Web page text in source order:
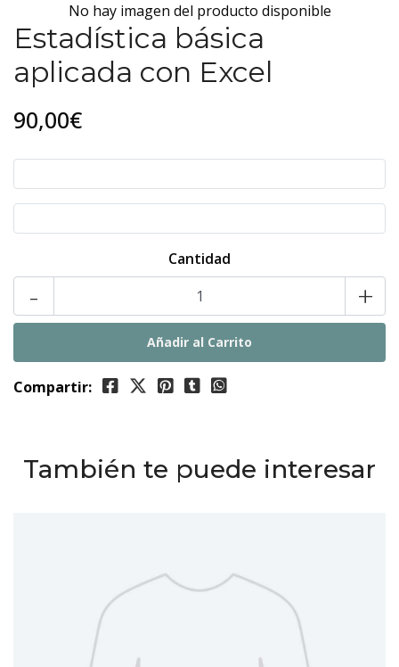
No hay imagen del producto disponible
Estadística básica
aplicada con Excel
90,00€
Cantidad
- +
Compartir:
También te puede interesar